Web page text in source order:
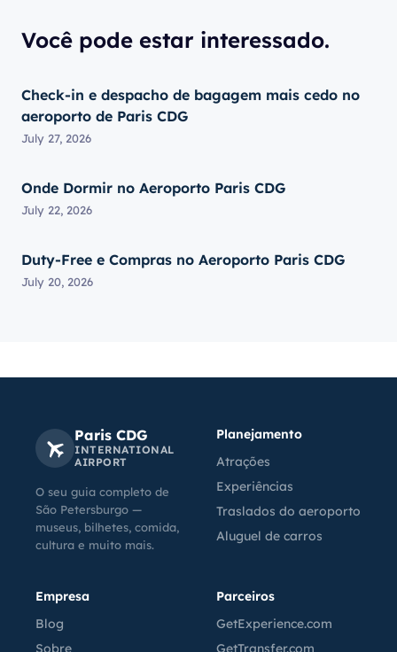
Você pode estar interessado.
Check-in e despacho de bagagem mais cedo no
aeroporto de Paris CDG
July 27, 2026
Onde Dormir no Aeroporto Paris CDG
July 22, 2026
Duty-Free e Compras no Aeroporto Paris CDG
July 20, 2026
Paris CDG
INTERNATIONAL
AIRPORT
O seu guia completo de
São Petersburgo —
museus, bilhetes, comida,
cultura e muito mais.
Planejamento
Atrações
Experiências
Traslados do aeroporto
Aluguel de carros
Empresa
Blog
Sobre
Parceiros
GetExperience.com
GetTransfer.com